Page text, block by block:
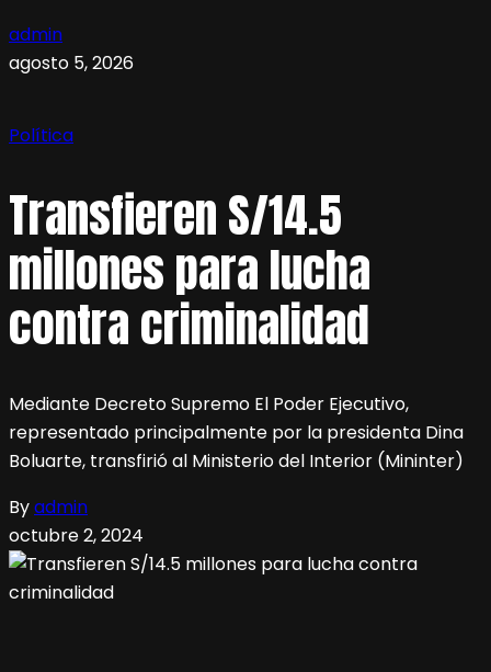
admin
agosto 5, 2026
Política
Transfieren S/14.5
millones para lucha
contra criminalidad
Mediante Decreto Supremo El Poder Ejecutivo,
representado principalmente por la presidenta Dina
Boluarte, transfirió al Ministerio del Interior (Mininter)
Byadmin
octubre 2, 2024